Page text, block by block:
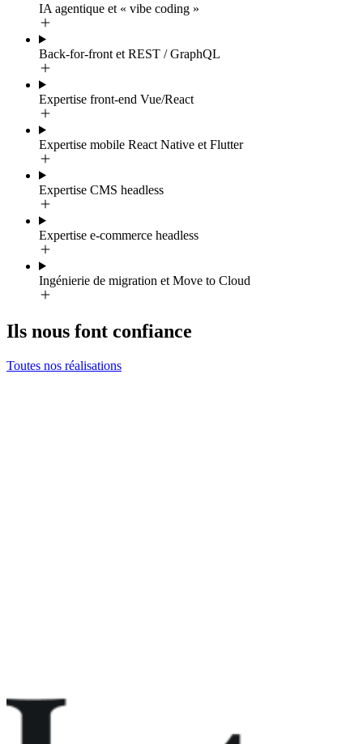
IA agentique et « vibe coding »
Back-for-front et REST / GraphQL
Expertise front-end Vue/React
Expertise mobile React Native et Flutter
Expertise CMS headless
Expertise e-commerce headless
Ingénierie de migration et Move to Cloud
Ils nous font confiance
Toutes nos réalisations